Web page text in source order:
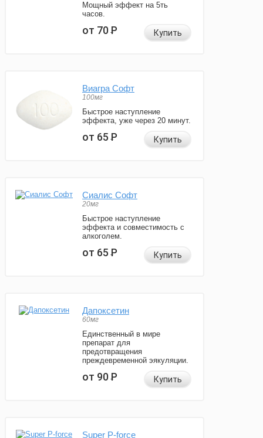
Мощный эффект на 5ть
часов.
от 70Р Купить
Виагра Софт
100мг
Быстрое наступление
эффекта, уже через 20 минут.
от 65Р Купить
Сиалис Софт
20мг
Быстрое наступление
эффекта и совместимость с
алкоголем.
от 65Р Купить
Дапоксетин
60мг
Единственный в мире
препарат для
предотвращения
преждевременной эякуляции.
от 90Р Купить
Super P-force